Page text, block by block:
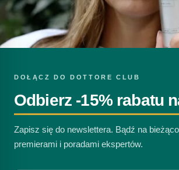
DOŁĄCZ DO DOTTORE CLUB
Odbierz -15% rabatu
Zapisz się do newslettera. Bądź na
premierami i poradami ekspertów.